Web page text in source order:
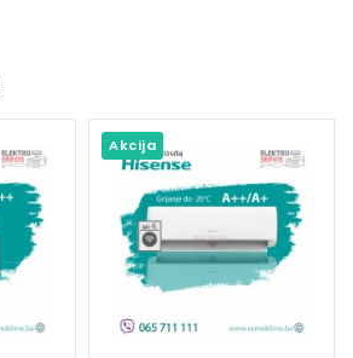
Akcija